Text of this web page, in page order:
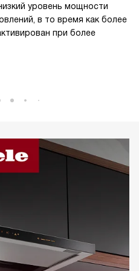
уровень мощности
в то время как более
при более